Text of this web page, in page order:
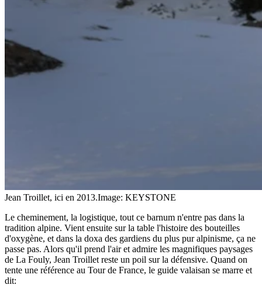
Jean Troillet, ici en 2013.Image: KEYSTONE
Le cheminement, la logistique, tout ce barnum n'entre pas dans la
tradition alpine. Vient ensuite sur la table l'histoire des bouteilles
d'oxygène, et dans la doxa des gardiens du plus pur alpinisme, ça ne
passe pas. Alors qu'il prend l'air et admire les magnifiques paysages
de La Fouly, Jean Troillet reste un poil sur la défensive. Quand on
tente une référence au Tour de France, le guide valaisan se marre et
dit: